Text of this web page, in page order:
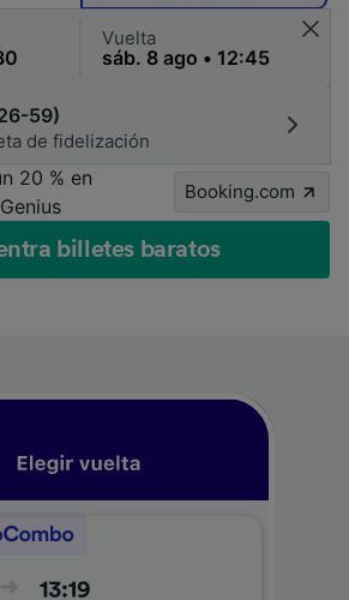
Vuelta
59)
de fidelización
20 % en
Booking.com
billetes baratos